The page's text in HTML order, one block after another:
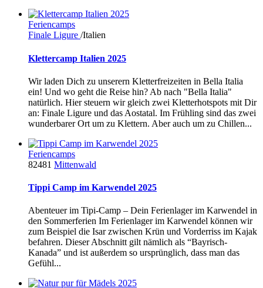
Feriencamps
Finale Ligure /Italien
Klettercamp Italien 2025
Wir laden Dich zu unserern Kletterfreizeiten in Bella Italia
ein! Und wo geht die Reise hin? Ab nach "Bella Italia"
natürlich. Hier steuern wir gleich zwei Kletterhotspots mit Dir
an: Finale Ligure und das Aostatal. Im Frühling sind das zwei
wunderbarer Ort um zu Klettern. Aber auch um zu Chillen...
Feriencamps
82481 Mittenwald
Tippi Camp im Karwendel 2025
Abenteuer im Tipi-Camp – Dein Ferienlager im Karwendel in
den Sommerferien Im Ferienlager im Karwendel können wir
zum Beispiel die Isar zwischen Krün und Vorderriss im Kajak
befahren. Dieser Abschnitt gilt nämlich als “Bayrisch-
Kanada” und ist außerdem so ursprünglich, dass man das
Gefühl...